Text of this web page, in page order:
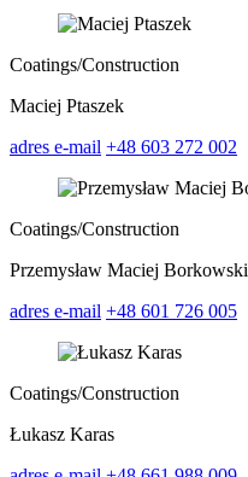
Coatings/Construction
Maciej Ptaszek
adres e-mail +48 603 272 002
Coatings/Construction
Przemysław Maciej Borkowski
adres e-mail +48 601 726 005
Coatings/Construction
Łukasz Karas